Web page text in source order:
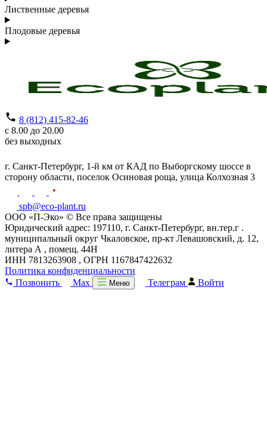
Лиственные деревья
Плодовые деревья
8 (812) 415-82-46
с 8.00 до 20.00
без выходных
г. Санкт-Петербург, 1-й км от КАД по Выборгскому шоссе в
сторону области, поселок Осиновая роща, улица Колхозная 3
spb@eco-plant.ru
ООО «П-Эко» © Все права защищены
Юридический адрес: 197110, г. Санкт-Петербург, вн.тер.г .
муниципальный округ Чкаловское, пр-кт Левашовский, д. 12,
литера А , помещ. 44Н
ИНН 7813263908 , ОГРН 1167847422632
Политика конфиденциальности
Позвонить
Max Меню Телеграм Войти